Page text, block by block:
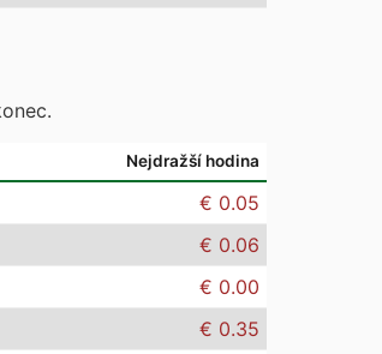
Nejdražší hodina
€ 0.05
€ 0.06
€ 0.00
€ 0.35